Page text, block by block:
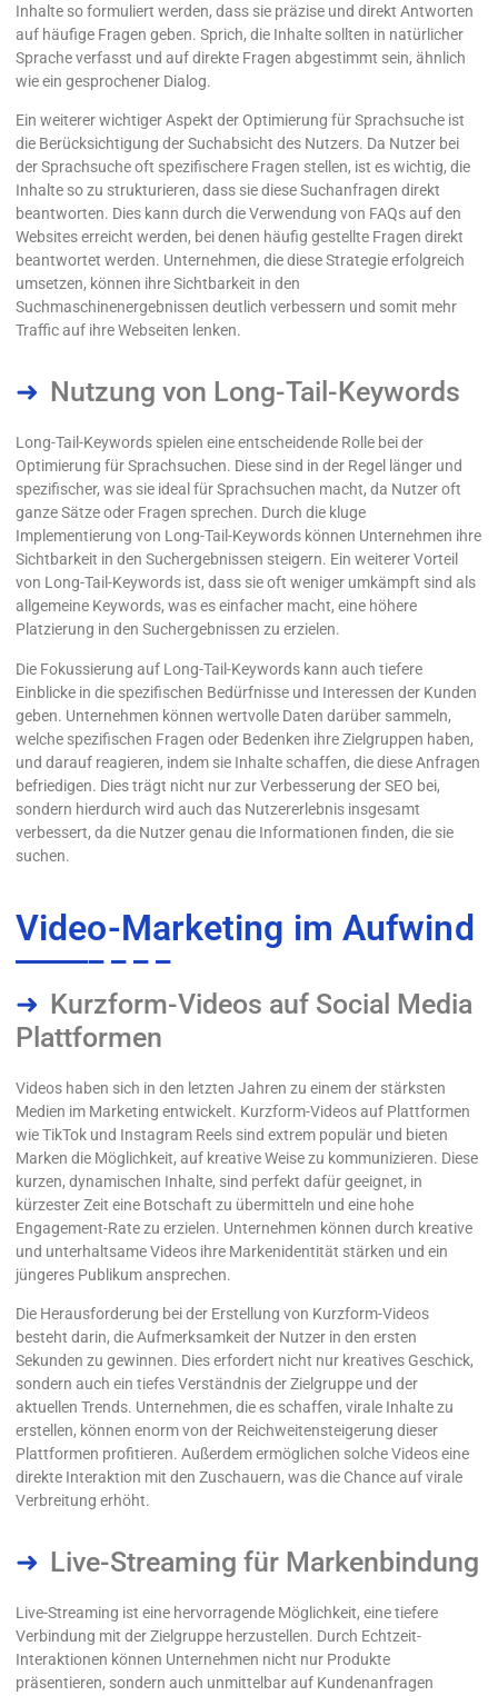
Inhalte so formuliert werden, dass sie präzise und direkt Antworten
auf häufige Fragen geben. Sprich, die Inhalte sollten in natürlicher
Sprache verfasst und auf direkte Fragen abgestimmt sein, ähnlich
wie ein gesprochener Dialog.
Ein weiterer wichtiger Aspekt der Optimierung für Sprachsuche ist
die Berücksichtigung der Suchabsicht des Nutzers. Da Nutzer bei
der Sprachsuche oft spezifischere Fragen stellen, ist es wichtig, die
Inhalte so zu strukturieren, dass sie diese Suchanfragen direkt
beantworten. Dies kann durch die Verwendung von FAQs auf den
Websites erreicht werden, bei denen häufig gestellte Fragen direkt
beantwortet werden. Unternehmen, die diese Strategie erfolgreich
umsetzen, können ihre Sichtbarkeit in den
Suchmaschinenergebnissen deutlich verbessern und somit mehr
Traffic auf ihre Webseiten lenken.
Nutzung von Long-Tail-Keywords
Long-Tail-Keywords spielen eine entscheidende Rolle bei der
Optimierung für Sprachsuchen. Diese sind in der Regel länger und
spezifischer, was sie ideal für Sprachsuchen macht, da Nutzer oft
ganze Sätze oder Fragen sprechen. Durch die kluge
Implementierung von Long-Tail-Keywords können Unternehmen ihre
Sichtbarkeit in den Suchergebnissen steigern. Ein weiterer Vorteil
von Long-Tail-Keywords ist, dass sie oft weniger umkämpft sind als
allgemeine Keywords, was es einfacher macht, eine höhere
Platzierung in den Suchergebnissen zu erzielen.
Die Fokussierung auf Long-Tail-Keywords kann auch tiefere
Einblicke in die spezifischen Bedürfnisse und Interessen der Kunden
geben. Unternehmen können wertvolle Daten darüber sammeln,
welche spezifischen Fragen oder Bedenken ihre Zielgruppen haben,
und darauf reagieren, indem sie Inhalte schaffen, die diese Anfragen
befriedigen. Dies trägt nicht nur zur Verbesserung der SEO bei,
sondern hierdurch wird auch das Nutzererlebnis insgesamt
verbessert, da die Nutzer genau die Informationen finden, die sie
suchen.
Video-Marketing im Aufwind
Kurzform-Videos auf Social Media
Plattformen
Videos haben sich in den letzten Jahren zu einem der stärksten
Medien im Marketing entwickelt. Kurzform-Videos auf Plattformen
wie TikTok und Instagram Reels sind extrem populär und bieten
Marken die Möglichkeit, auf kreative Weise zu kommunizieren. Diese
kurzen, dynamischen Inhalte, sind perfekt dafür geeignet, in
kürzester Zeit eine Botschaft zu übermitteln und eine hohe
Engagement-Rate zu erzielen. Unternehmen können durch kreative
und unterhaltsame Videos ihre Markenidentität stärken und ein
jüngeres Publikum ansprechen.
Die Herausforderung bei der Erstellung von Kurzform-Videos
besteht darin, die Aufmerksamkeit der Nutzer in den ersten
Sekunden zu gewinnen. Dies erfordert nicht nur kreatives Geschick,
sondern auch ein tiefes Verständnis der Zielgruppe und der
aktuellen Trends. Unternehmen, die es schaffen, virale Inhalte zu
erstellen, können enorm von der Reichweitensteigerung dieser
Plattformen profitieren. Außerdem ermöglichen solche Videos eine
direkte Interaktion mit den Zuschauern, was die Chance auf virale
Verbreitung erhöht.
Live-Streaming für Markenbindung
Live-Streaming ist eine hervorragende Möglichkeit, eine tiefere
Verbindung mit der Zielgruppe herzustellen. Durch Echtzeit-
Interaktionen können Unternehmen nicht nur Produkte
präsentieren, sondern auch unmittelbar auf Kundenanfragen